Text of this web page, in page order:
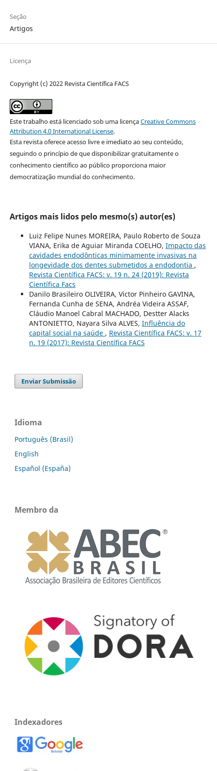
Seção
Artigos
Licença
Copyright (c) 2022 Revista Científica FACS
Este trabalho está licenciado sob uma licençaCreative Commons
Attribution 4.0 International License.
Esta revista oferece acesso livre e imediato ao seu conteúdo,
seguindo o princípio de que disponibilizar gratuitamente o
conhecimento científico ao público proporciona maior
democratização mundial do conhecimento.
Artigos mais lidos pelo mesmo(s) autor(es)
Luiz Felipe Nunes MOREIRA, Paulo Roberto de Souza
VIANA, Erika de Aguiar Miranda COELHO, Impacto das
cavidades endodônticas minimamente invasivas na
longevidade dos dentes submetidos a endodontia ,
Revista Científica FACS: v. 19 n. 24 (2019): Revista
Científica Facs
Danilo Brasileiro OLIVEIRA, Victor Pinheiro GAVINA,
Fernanda Cunha de SENA, Andréa Videira ASSAF,
Cláudio Manoel Cabral MACHADO, Destter Alacks
ANTONIETTO, Nayara Silva ALVES, Influência do
capital social na saúde , Revista Científica FACS: v. 17
n. 19 (2017): Revista Científica FACS
Enviar Submissão
Idioma
Português (Brasil)
English
Español (España)
Membro da
Indexadores